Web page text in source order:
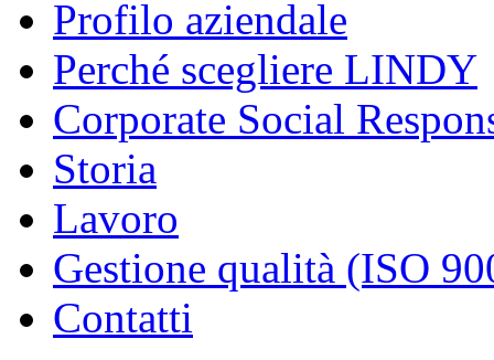
Profilo aziendale
Perché scegliere LINDY
Corporate Social
Storia
Lavoro
Gestione qualità (ISO
Contatti